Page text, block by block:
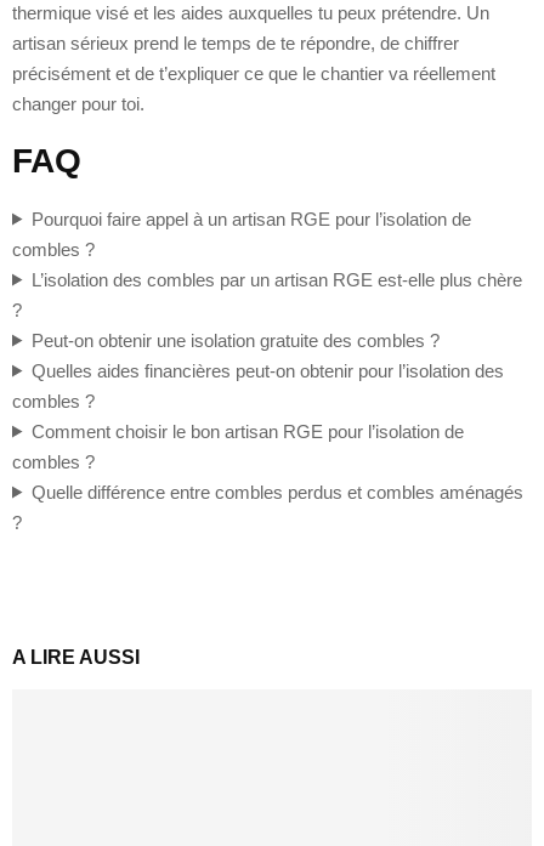
thermique visé et les aides auxquelles tu peux prétendre. Un
artisan sérieux prend le temps de te répondre, de chiffrer
précisément et de t’expliquer ce que le chantier va réellement
changer pour toi.
FAQ
Pourquoi faire appel à un artisan RGE pour l’isolation de
combles ?
L’isolation des combles par un artisan RGE est-elle plus chère
?
Peut-on obtenir une isolation gratuite des combles ?
Quelles aides financières peut-on obtenir pour l’isolation des
combles ?
Comment choisir le bon artisan RGE pour l’isolation de
combles ?
Quelle différence entre combles perdus et combles aménagés
?
A LIRE AUSSI